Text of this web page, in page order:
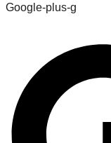
Google-plus-g